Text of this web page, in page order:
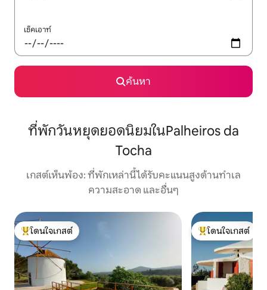
เช็คเอาท์
ค้นหา
ที่พักวันหยุดยอดนิยมในPalheiros da
Tocha
เกสต์เห็นพ้อง: ที่พักเหล่านี้ได้รับคะแนนสูงด้านทำเล
ความสะอาด และอื่นๆ
โดนใจเกสต์ที่สุด
โดนใจเกสต์
โดนใจเกสต์ที่สุด
โดนใจเกสต์